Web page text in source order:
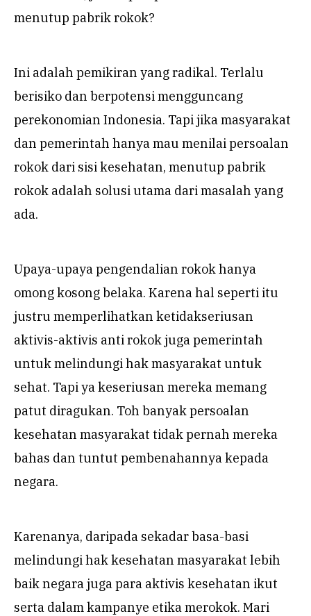
menutup pabrik rokok?
Ini adalah pemikiran yang radikal. Terlalu
berisiko dan berpotensi mengguncang
perekonomian Indonesia. Tapi jika masyarakat
dan pemerintah hanya mau menilai persoalan
rokok dari sisi kesehatan, menutup pabrik
rokok adalah solusi utama dari masalah yang
ada.
Upaya-upaya pengendalian rokok hanya
omong kosong belaka. Karena hal seperti itu
justru memperlihatkan ketidakseriusan
aktivis-aktivis anti rokok juga pemerintah
untuk melindungi hak masyarakat untuk
sehat. Tapi ya keseriusan mereka memang
patut diragukan. Toh banyak persoalan
kesehatan masyarakat tidak pernah mereka
bahas dan tuntut pembenahannya kepada
negara.
Karenanya, daripada sekadar basa-basi
melindungi hak kesehatan masyarakat lebih
baik negara juga para aktivis kesehatan ikut
serta dalam kampanye etika merokok. Mari